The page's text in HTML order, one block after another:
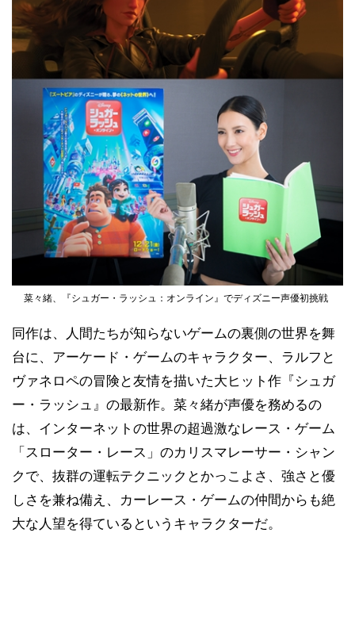
菜々緒、『シュガー・ラッシュ：オンライン』でディズニー声優初挑戦
同作は、人間たちが知らないゲームの裏側の世界を舞
台に、アーケード・ゲームのキャラクター、ラルフと
ヴァネロペの冒険と友情を描いた大ヒット作『シュガ
ー・ラッシュ』の最新作。菜々緒が声優を務めるの
は、インターネットの世界の超過激なレース・ゲーム
「スローター・レース」のカリスマレーサー・シャン
クで、抜群の運転テクニックとかっこよさ、強さと優
しさを兼ね備え、カーレース・ゲームの仲間からも絶
大な人望を得ているというキャラクターだ。